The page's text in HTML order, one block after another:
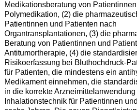
Medikationsberatung von
Polymedikation, (2) die
Patientinnen und Patienten nach
Organtransplantationen, (3) die
Beratung von Patientinnen und
Antitumortherapie, (4) die
Risikoerfassung bei Bluthochdruck-
für Patienten, die mindestens ein
Medikament einnehmen, die
in die korrekte
Inhalationstechnik für Patientinnen